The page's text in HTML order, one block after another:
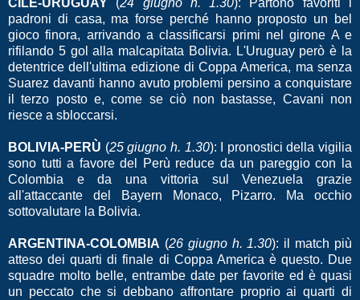
CILE-URUGUAY (24 giugno h. 1.30): Partono favoriti i
padroni di casa, ma forse perché hanno proposto un bel
gioco finora, arrivando a classificarsi primi nel girone A e
rifilando 5 gol alla malcapitata Bolivia. L'Uruguay però è la
detentrice dell'ultima edizione di Coppa America, ma senza
Suarez davanti hanno avuto problemi persino a conquistare
il terzo posto e, come se ciò non bastasse, Cavani non
riesce a sbloccarsi.
BOLIVIA-PERÙ (25 giugno h. 1.30): I pronostici della vigilia
sono tutti a favore del Perù reduce da un pareggio con la
Colombia e da una vittoria sul Venezuela grazie
all'attaccante del Bayern Monaco, Pizarro. Ma occhio
sottovalutare la Bolivia.
ARGENTINA-COLOMBIA (26 giugno h. 1.30): il match più
atteso dei quarti di finale di Coppa America è questo. Due
squadre molto belle, entrambe date per favorite ed è quasi
un peccato che si debbano affrontare proprio ai quarti di